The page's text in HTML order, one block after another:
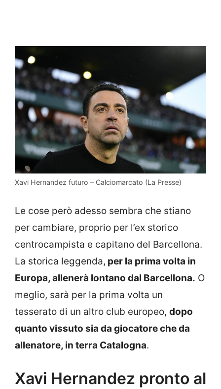
Xavi Hernandez futuro – Calciomarcato (La Presse)
Le cose però adesso sembra che stiano
per cambiare, proprio per l’ex storico
centrocampista e capitano del Barcellona.
La storica leggenda, per la prima volta in
Europa, allenerà lontano dal Barcellona. O
meglio, sarà per la prima volta un
tesserato di un altro club europeo, dopo
quanto vissuto sia da giocatore che da
allenatore, in terra Catalogna.
Xavi Hernandez pronto al